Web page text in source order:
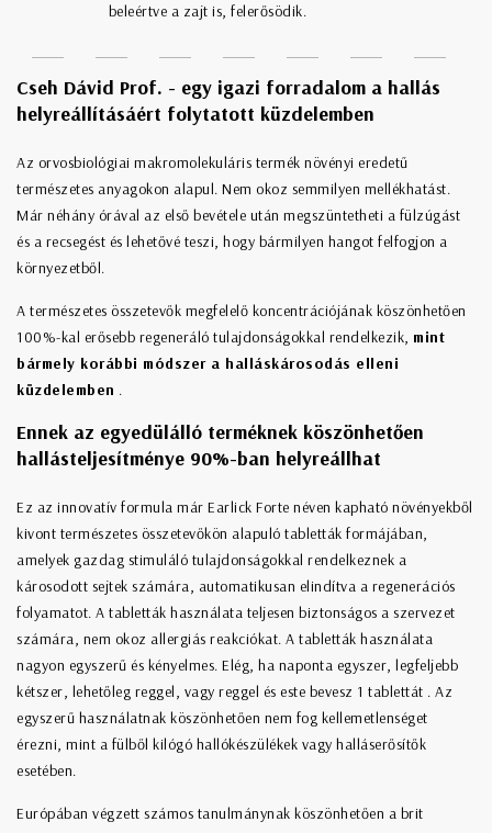
beleértve a zajt is, felerősödik.
Cseh Dávid Prof. - egy igazi forradalom a hallás
helyreállításáért folytatott küzdelemben
Az orvosbiológiai makromolekuláris termék növényi eredetű
természetes anyagokon alapul. Nem okoz semmilyen mellékhatást.
Már néhány órával az első bevétele után megszüntetheti a fülzúgást
és a recsegést és lehetővé teszi, hogy bármilyen hangot felfogjon a
környezetből.
A természetes összetevők megfelelő koncentrációjának köszönhetően
100%-kal erősebb regeneráló tulajdonságokkal rendelkezik, mint
bármely korábbi módszer a halláskárosodás elleni
küzdelemben .
Ennek az egyedülálló terméknek köszönhetően
hallásteljesítménye 90%-ban helyreállhat
Ez az innovatív formula már Earlick Forte néven kapható növényekből
kivont természetes összetevőkön alapuló tabletták formájában,
amelyek gazdag stimuláló tulajdonságokkal rendelkeznek a
károsodott sejtek számára, automatikusan elindítva a regenerációs
folyamatot. A tabletták használata teljesen biztonságos a szervezet
számára, nem okoz allergiás reakciókat. A tabletták használata
nagyon egyszerű és kényelmes. Elég, ha naponta egyszer, legfeljebb
kétszer, lehetőleg reggel, vagy reggel és este bevesz 1 tablettát . Az
egyszerű használatnak köszönhetően nem fog kellemetlenséget
érezni, mint a fülből kilógó hallókészülékek vagy halláserősítők
esetében.
Európában végzett számos tanulmánynak köszönhetően a brit